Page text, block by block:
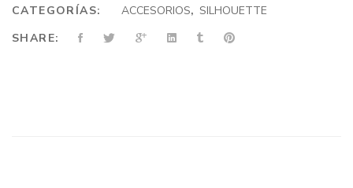
CATEGORÍAS:
ACCESORIOS, SILHOUETTE
SHARE: